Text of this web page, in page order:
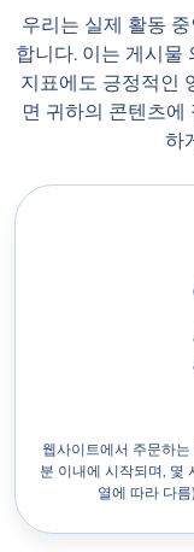
우리는 실제 활동
합니다. 이는 게시물
지표에도 긍정적인
면 귀하의 콘텐츠
하
웹사이트에서 주문하
분 이내에 시작되며, 몇
열에 따라 다